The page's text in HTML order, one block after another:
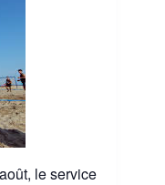
le service